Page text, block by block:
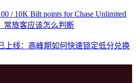
/ 10K Bilt points for Chase Unlimited
常旅客应该怎么判断
上线：高峰期如何快速锁定低分兑换